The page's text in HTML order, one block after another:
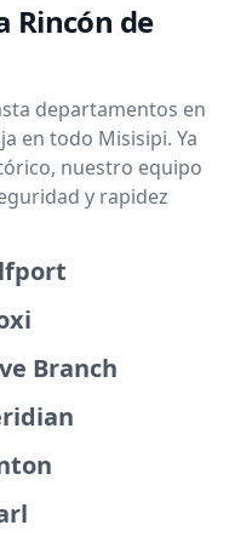
Rincón de
departamentos en
en todo Misisipi. Ya
nuestro equipo
y rapidez
Branch